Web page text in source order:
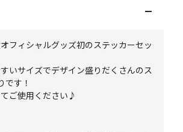
フィシャルグッズ初のステッカーセッ
いサイズでデザイン盛りだくさんのス
です！
ご使用ください♪